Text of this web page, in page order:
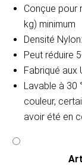
Conçue pour
kg) minimum
Densité
Peut réduire
Fabriqué aux
Lavable à 30
couleur,
avoir été en